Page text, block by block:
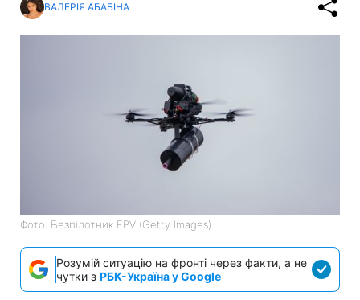
ВАЛЕРІЯ АБАБІНА
Фото: Безпілотник FPV (Getty Images)
Розумій ситуацію на фронті через факти, а не
чутки з РБК-Україна у Google